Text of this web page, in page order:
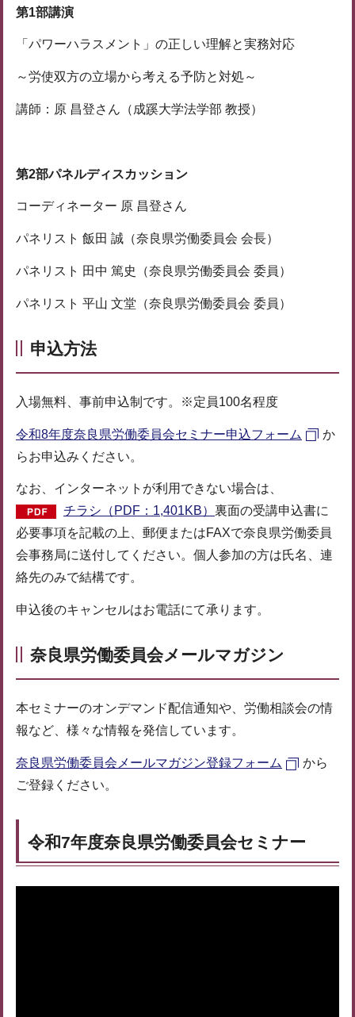
第1部講演
「パワーハラスメント」の正しい理解と実務対応
～労使双方の立場から考える予防と対処～
講師：原 昌登さん（成蹊大学法学部 教授）
第2部パネルディスカッション
コーディネーター 原 昌登さん
パネリスト 飯田 誠（奈良県労働委員会 会長）
パネリスト 田中 篤史（奈良県労働委員会 委員）
パネリスト 平山 文堂（奈良県労働委員会 委員）
申込方法
入場無料、事前申込制です。※定員100名程度
令和8年度奈良県労働委員会セミナー申込フォーム
か
らお申込みください。
なお、インターネットが利用できない場合は、
チラシ（PDF：1,401KB） 裏面の受講申込書に
必要事項を記載の上、郵便またはFAXで奈良県労働委員
会事務局に送付してください。個人参加の方は氏名、連
絡先のみで結構です。
申込後のキャンセルはお電話にて承ります。
奈良県労働委員会メールマガジン
本セミナーのオンデマンド配信通知や、労働相談会の情
報など、様々な情報を発信しています。
奈良県労働委員会メールマガジン登録フォーム
から
ご登録ください。
令和7年度奈良県労働委員会セミナー